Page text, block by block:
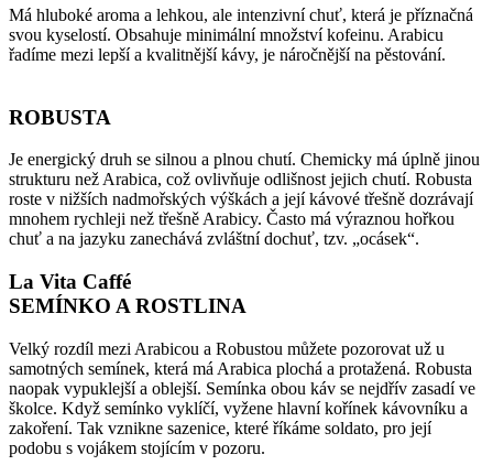
Má hluboké aroma a lehkou, ale intenzivní chuť, která je příznačná
svou kyselostí. Obsahuje minimální množství kofeinu. Arabicu
řadíme mezi lepší a kvalitnější kávy, je náročnější na pěstování.
ROBUSTA
Je energický druh se silnou a plnou chutí. Chemicky má úplně jinou
strukturu než Arabica, což ovlivňuje odlišnost jejich chutí. Robusta
roste v nižších nadmořských výškách a její kávové třešně dozrávají
mnohem rychleji než třešně Arabicy. Často má výraznou hořkou
chuť a na jazyku zanechává zvláštní dochuť, tzv. „ocásek“.
La Vita Caffé
SEMÍNKO A ROSTLINA
Velký rozdíl mezi Arabicou a Robustou můžete pozorovat už u
samotných semínek, která má Arabica plochá a protažená. Robusta
naopak vypuklejší a oblejší. Semínka obou káv se nejdřív zasadí ve
školce. Když semínko vyklíčí, vyžene hlavní kořínek kávovníku a
zakoření. Tak vznikne sazenice, které říkáme soldato, pro její
podobu s vojákem stojícím v pozoru.